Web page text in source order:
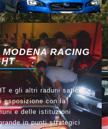
RACING
e gli altri raduni satici
esposizione con la
e delle istituzioni
in punti strategici